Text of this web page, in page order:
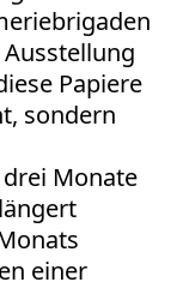
Papiere
sondern
Monate
einer